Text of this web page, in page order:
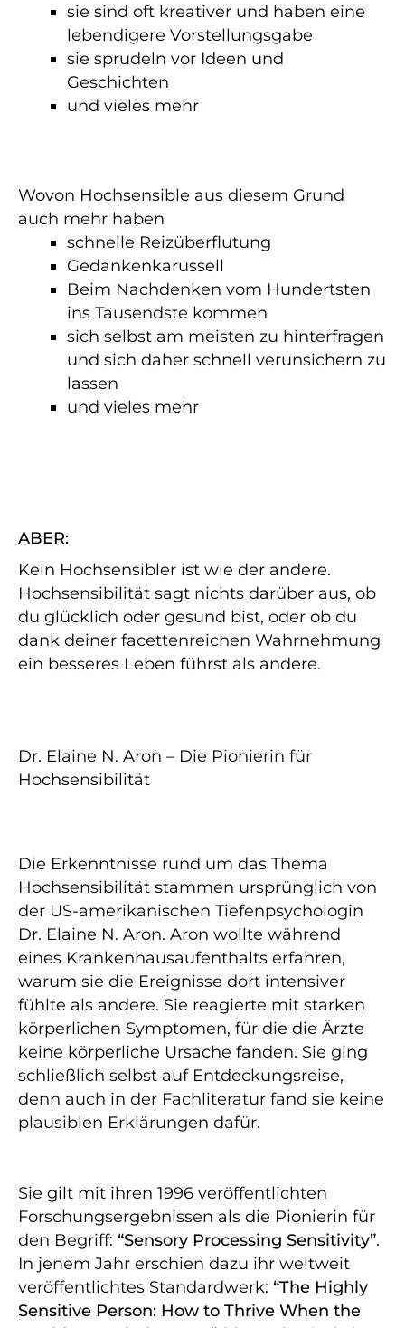
sie sind oft kreativer und haben eine
lebendigere Vorstellungsgabe
sie sprudeln vor Ideen und
Geschichten
und vieles mehr
Wovon Hochsensible aus diesem Grund
auch mehr haben
schnelle Reizüberflutung
Gedankenkarussell
Beim Nachdenken vom Hundertsten
ins Tausendste kommen
sich selbst am meisten zu hinterfragen
und sich daher schnell verunsichern zu
lassen
und vieles mehr
ABER:
Kein Hochsensibler ist wie der andere.
Hochsensibilität sagt nichts darüber aus, ob
du glücklich oder gesund bist, oder ob du
dank deiner facettenreichen Wahrnehmung
ein besseres Leben führst als andere.
Dr. Elaine N. Aron – Die Pionierin für
Hochsensibilität
Die Erkenntnisse rund um das Thema
Hochsensibilität stammen ursprünglich von
der US-amerikanischen Tiefenpsychologin
Dr. Elaine N. Aron. Aron wollte während
eines Krankenhausaufenthalts erfahren,
warum sie die Ereignisse dort intensiver
fühlte als andere. Sie reagierte mit starken
körperlichen Symptomen, für die die Ärzte
keine körperliche Ursache fanden. Sie ging
schließlich selbst auf Entdeckungsreise,
denn auch in der Fachliteratur fand sie keine
plausiblen Erklärungen dafür.
Sie gilt mit ihren 1996 veröffentlichten
Forschungsergebnissen als die Pionierin für
den Begriff: “Sensory Processing Sensitivity”.
In jenem Jahr erschien dazu ihr weltweit
veröffentlichtes Standardwerk: “The Highly
Sensitive Person: How to Thrive When the